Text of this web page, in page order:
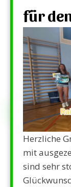
für
Herzliche
mit
sind sehr